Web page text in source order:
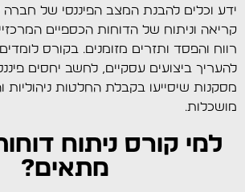
ידע וכלים להבנת המצב הפיננסי של חברה
קריאה וניתוח של הדוחות הכספיים
רווח והפסד ותזרים מזומנים. בקורס
להעריך ביצועים עסקיים, לחשב יחסים
מסקנות שיסייעו בקבלת החלטות ניהוליות
מושכלות.
למי קורס ניתוח
מתאים?